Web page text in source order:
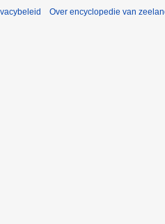
Over encyclopedie van